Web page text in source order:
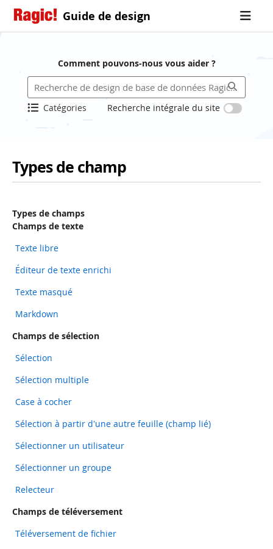
Guide de design
Comment pouvons-nous vous aider ?
Catégories Recherche intégrale du site
Types de champ
Types de champs
Champs de texte
Texte libre
Éditeur de texte enrichi
Texte masqué
Markdown
Champs de sélection
Sélection
Sélection multiple
Case à cocher
Sélection à partir d'une autre feuille (champ lié)
Sélectionner un utilisateur
Sélectionner un groupe
Relecteur
Champs de téléversement
Téléversement de fichier